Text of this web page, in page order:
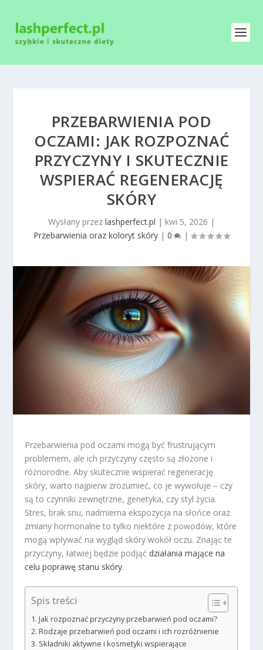
PRZEBARWIENIA POD
OCZAMI: JAK ROZPOZNAĆ
PRZYCZYNY I SKUTECZNIE
WSPIERAĆ REGENERACJĘ
SKÓRY
Wysłany przez lashperfect.pl | kwi 5, 2026 |
Przebarwienia oraz koloryt skóry | 0 |
Przebarwienia pod oczami mogą być frustrującym
problemem, ale ich przyczyny często są złożone i
różnorodne. Aby skutecznie wspierać regenerację
skóry, warto najpierw zrozumieć, co je wywołuje – czy
są to czynniki zewnętrzne, genetyka, czy styl życia.
Stres, brak snu, nadmierna ekspozycja na słońce oraz
zmiany hormonalne to tylko niektóre z powodów, które
mogą wpływać na wygląd skóry wokół oczu. Znając te
przyczyny, łatwiej będzie podjąć działania mające na
celu poprawę stanu skóry.
Spis treści
Jak rozpoznać przyczyny przebarwień pod oczami?
Rodzaje przebarwień pod oczami i ich rozróżnienie
Składniki aktywne i kosmetyki wspierające